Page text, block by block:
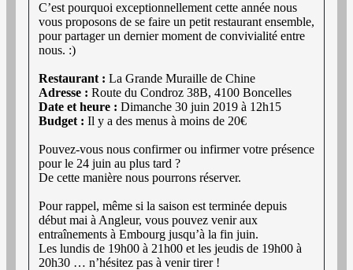
C’est pourquoi exceptionnellement cette année nous
vous proposons de se faire un petit restaurant ensemble,
pour partager un dernier moment de convivialité entre
nous. :)
Restaurant : La Grande Muraille de Chine
Adresse : Route du Condroz 38B, 4100 Boncelles
Date et heure : Dimanche 30 juin 2019 à 12h15
Budget : Il y a des menus à moins de 20€
Pouvez-vous nous confirmer ou infirmer votre présence
pour le 24 juin au plus tard ?
De cette manière nous pourrons réserver.
Pour rappel, même si la saison est terminée depuis
début mai à Angleur, vous pouvez venir aux
entraînements à Embourg jusqu’à la fin juin.
Les lundis de 19h00 à 21h00 et les jeudis de 19h00 à
20h30 … n’hésitez pas à venir tirer !